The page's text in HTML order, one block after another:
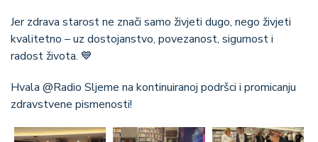
Jer zdrava starost ne znači samo živjeti dugo, nego živjeti
kvalitetno – uz dostojanstvo, povezanost, sigurnost i
radost života. 💙
Hvala @Radio Sljeme na kontinuiranoj podršci i promicanju
zdravstvene pismenosti!